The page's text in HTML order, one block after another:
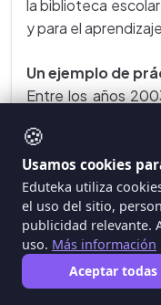
la biblioteca
y para el
Un ejemplo de
Entre los años
su sigla en
Nueva Jersey,
Instituto para
(CISS-IMLS),
como un proyecto
impacto de las
aprendizaje de
🍪
Usamos cookies
Eduteka utiliza
el uso del sitio,
publicidad relevante.
uso. Más información
Aceptar todas